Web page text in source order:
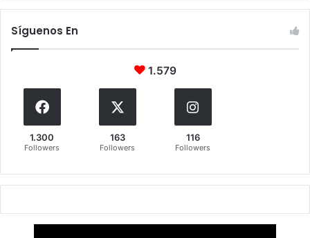
Síguenos En
1.579
1.300
Followers
163
Followers
116
Followers